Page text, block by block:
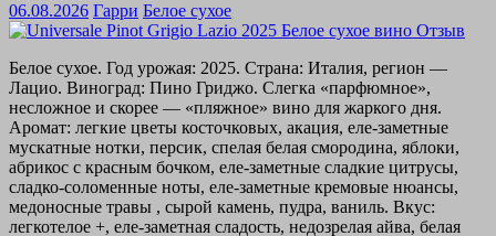
06.08.2026 Гарри Белое сухое
Белое сухое. Год урожая: 2025. Страна: Италия, регион —
Лацио. Виноград: Пино Гриджо. Слегка «парфюмное»,
несложное и скорее — «пляжное» вино для жаркого дня.
Аромат: легкие цветы косточковых, акация, еле-заметные
мускатные нотки, персик, спелая белая смородина, яблоки,
абрикос с красным бочком, еле-заметные сладкие цитрусы,
сладко-соломенные ноты, еле-заметные кремовые нюансы,
медоносные травы , сырой камень, пудра, ваниль. Вкус:
легкотелое +, еле-заметная сладость, недозрелая айва, белая